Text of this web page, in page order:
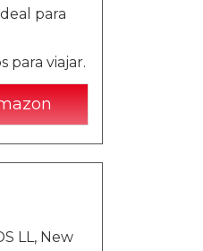
para
para viajar.
LL, New